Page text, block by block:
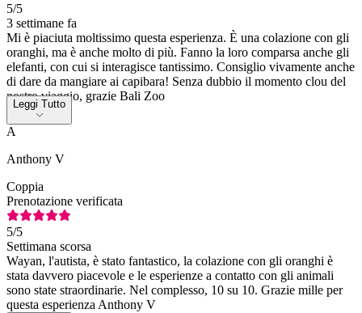
5/5
3 settimane fa
Mi è piaciuta moltissimo questa esperienza. È una colazione con gli
oranghi, ma è anche molto di più. Fanno la loro comparsa anche gli
elefanti, con cui si interagisce tantissimo. Consiglio vivamente anche
di dare da mangiare ai capibara! Senza dubbio il momento clou del
nostro viaggio, grazie Bali Zoo
Leggi Tutto
A
Anthony V
Coppia
Prenotazione verificata
5/5
Settimana scorsa
Wayan, l'autista, è stato fantastico, la colazione con gli oranghi è
stata davvero piacevole e le esperienze a contatto con gli animali
sono state straordinarie. Nel complesso, 10 su 10. Grazie mille per
questa esperienza Anthony V